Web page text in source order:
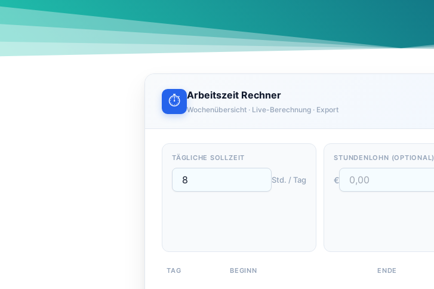
⏱ Arbeitszeit Rechner
Wochenübersicht · Live-Berechnung · Export
TÄGLICHE SOLLZEIT
Std. / Tag
STUNDENLOHN (OPTIONAL)
€
TAG BEGINN ENDE